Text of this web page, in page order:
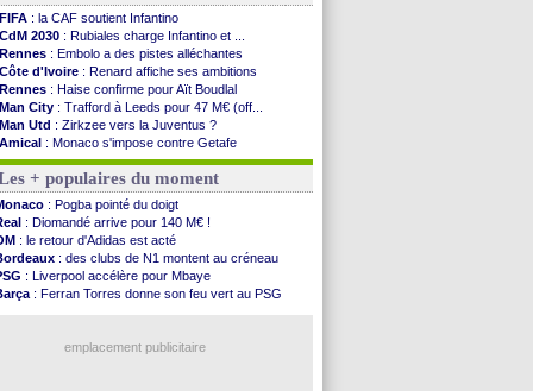
FIFA : la CAF soutient Infantino
CdM 2030 : Rubiales charge Infantino et ...
Rennes : Embolo a des pistes alléchantes
Côte d'Ivoire : Renard affiche ses ambitions
Rennes : Haise confirme pour Aït Boudlal
Man City : Trafford à Leeds pour 47 M€ (off...
Man Utd : Zirkzee vers la Juventus ?
Amical : Monaco s'impose contre Getafe
Nantes: Der Zakarian et sa relation avec Kita
OM: le club prêt à libérer Kondogbia ?
Monaco: le message touchant d'Akliouche
FIFA: Tebas en remet une couche
FIFA : l'UEFA maintient la pression
PSG: Tebas encense Luis Enrique
Real: Vinicius jusqu'en 2032 (officiel)
Lyon: Mangala va rejoindre Getafe
OM: une offre refusée pour Aguerd
: Akliouche a signé (officiel)
+ populaires du moment
: Pogba pointé du doigt
: Diomandé arrive pour 140 M€ !
: le retour d'Adidas est acté
: des clubs de N1 montent au créneau
: Liverpool accélère pour Mbaye
: Ferran Torres donne son feu vert au PSG
emplacement publicitaire